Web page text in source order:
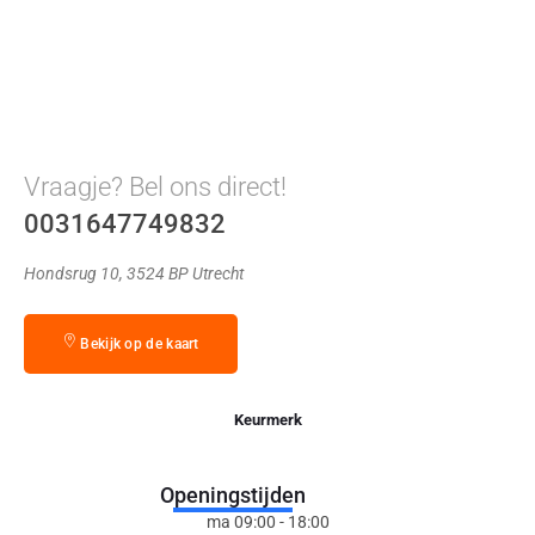
Vraagje? Bel ons direct!
0031647749832
Hondsrug 10, 3524 BP Utrecht
Bekijk op de kaart
Keurmerk
Openingstijden
ma 09:00 - 18:00